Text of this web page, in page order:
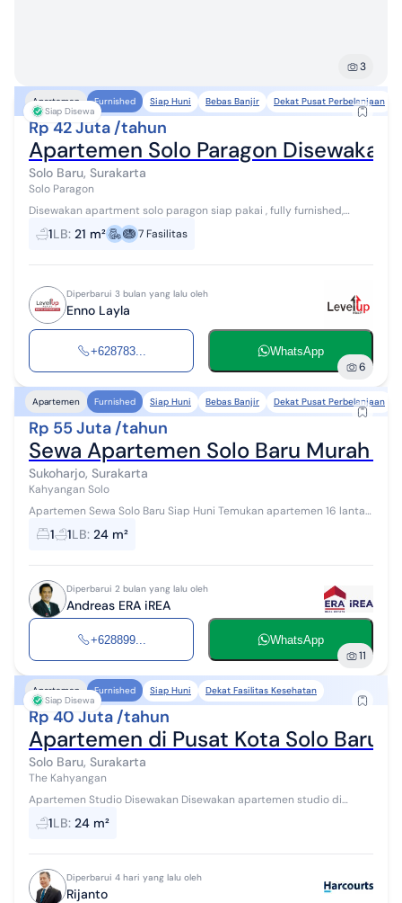
3
Siap Disewa
Apartemen Furnished Siap Huni Bebas Banjir Dekat Pusat Perbelanjaan
Rp 42 Juta /tahun
Apartemen Solo Paragon Disewakan
Solo Baru, Surakarta
Solo Paragon
Disewakan apartment solo paragon siap pakai , fully furnished,
disewakan bulanan . terkoneksi dengan Solo Paragon Mall. aman ,
bebas banjir , pusat...
1LB: 21 m² 7 Fasilitas
Diperbarui 3 bulan yang lalu oleh
Enno Layla
+628783... WhatsApp
6
Apartemen Furnished Siap Huni Bebas Banjir Dekat Pusat Perbelanjaan
Rp 55 Juta /tahun
Sewa Apartemen Solo Baru Murah
Sukoharjo, Surakarta
Kahyangan Solo
Apartemen Sewa Solo Baru Siap Huni Temukan apartemen 16 lantai
yang nyaman ini, disewakan menawarkan lingkungan fasilitas yang
lengkap, cocok unt...
1 1LB: 24 m²
Diperbarui 2 bulan yang lalu oleh
Andreas ERA iREA
+628899... WhatsApp
11
Siap Disewa
Apartemen Furnished Siap Huni Dekat Fasilitas Kesehatan
Rp 40 Juta /tahun
Apartemen di Pusat Kota Solo Baru
Solo Baru, Surakarta
The Kahyangan
Apartemen Studio Disewakan Disewakan apartemen studio di
kawasan strategis Solo Baru, cocok untuk hunian pribadi maupun
investasi. Unit full fur...
1LB: 24 m²
Diperbarui 4 hari yang lalu oleh
Rijanto